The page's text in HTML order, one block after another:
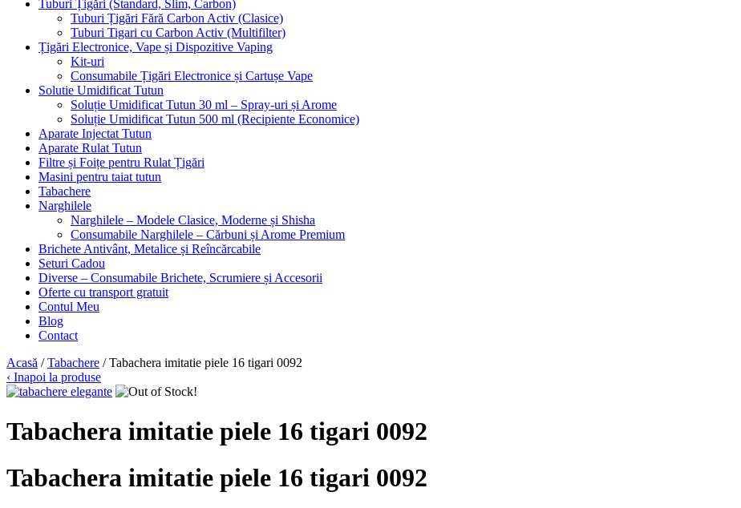
Tuburi Țigări (Standard, Slim, Carbon)
Tuburi Țigări Fără Carbon Activ (Clasice)
Tuburi Tigari cu Carbon Activ (Multifilter)
Țigări Electronice, Vape și Dispozitive Vaping
Kit-uri
Consumabile Țigări Electronice și Cartușe Vape
Solutie Umidificat Tutun
Soluție Umidificat Tutun 30 ml – Spray-uri și Arome
Soluție Umidificat Tutun 500 ml (Recipiente Economice)
Aparate Injectat Tutun
Aparate Rulat Tutun
Filtre și Foițe pentru Rulat Țigări
Masini pentru taiat tutun
Tabachere
Narghilele
Narghilele – Modele Clasice, Moderne și Shisha
Consumabile Narghilele – Cărbuni și Arome Premium
Brichete Antivânt, Metalice și Reîncărcabile
Seturi Cadou
Diverse – Consumabile Brichete, Scrumiere și Accesorii
Oferte cu transport gratuit
Contul Meu
Blog
Contact
Acasă /Tabachere / Tabachera imitatie piele 16 tigari 0092
‹ Inapoi la produse
Tabachera imitatie piele 16 tigari 0092
Tabachera imitatie piele 16 tigari 0092